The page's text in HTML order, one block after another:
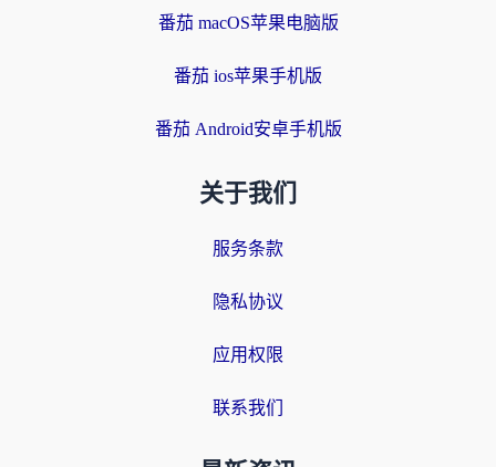
番茄 macOS苹果电脑版
番茄 ios苹果手机版
番茄 Android安卓手机版
关于我们
服务条款
隐私协议
应用权限
联系我们